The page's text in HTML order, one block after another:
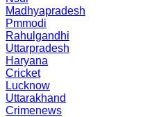
Madhyapradesh
Pmmodi
Rahulgandhi
Uttarpradesh
Haryana
Cricket
Lucknow
Uttarakhand
Crimenews